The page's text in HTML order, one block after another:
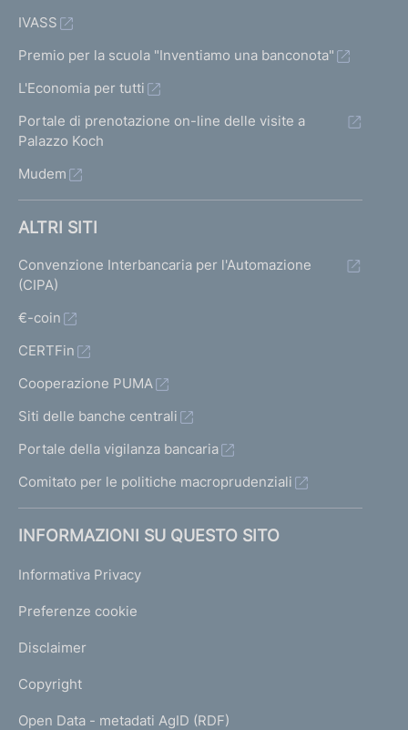
IVASS
Premio per la scuola "Inventiamo una banconota"
L'Economia per tutti
Portale di prenotazione on-line delle visite a
Palazzo Koch
Mudem
ALTRI SITI
Convenzione Interbancaria per l'Automazione
(CIPA)
€-coin
CERTFin
Cooperazione PUMA
Siti delle banche centrali
Portale della vigilanza bancaria
Comitato per le politiche macroprudenziali
INFORMAZIONI SU QUESTO SITO
Informativa Privacy
Preferenze cookie
Disclaimer
Copyright
Open Data - metadati AgID (RDF)